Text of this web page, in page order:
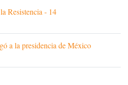
Resistencia - 14
a la presidencia de México